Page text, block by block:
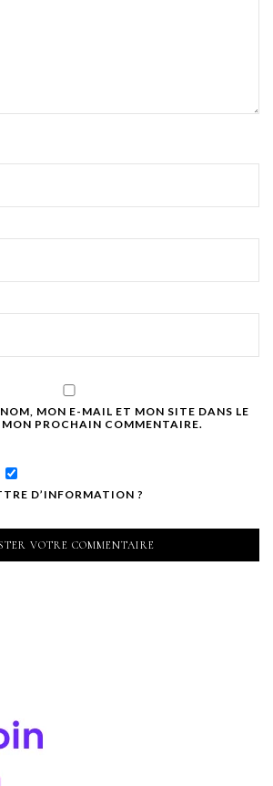
MON E-MAIL ET MON SITE DANS LE
PROCHAIN COMMENTAIRE.
D’INFORMATION ?